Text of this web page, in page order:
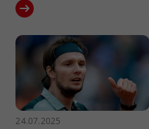
24.07.2025